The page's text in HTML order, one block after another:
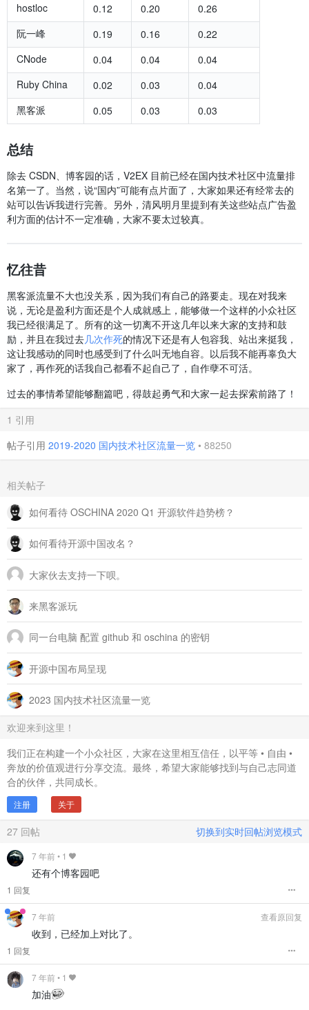
hostloc
0.12 0.20
0.26
阮一峰
0.19 0.16
0.22
CNode
0.04 0.04
0.04
Ruby China
0.02 0.03
0.04
黑客派
0.05 0.03 0.03
总结
除去 CSDN、博客园的话，V2EX 目前已经在国内技术社区中流量排
名第一了。当然，说“国内”可能有点片面了，大家如果还有经常去的
站可以告诉我进行完善。另外，清风明月里提到有关这些站点广告盈
利方面的估计不一定准确，大家不要太过较真。
忆往昔
黑客派流量不大也没关系，因为我们有自己的路要走。现在对我来
说，无论是盈利方面还是个人成就感上，能够做一个这样的小众社区
我已经很满足了。所有的这一切离不开这几年以来大家的支持和鼓
励，并且在我过去几次作死的情况下还是有人包容我、站出来挺我，
这让我感动的同时也感受到了什么叫无地自容。以后我不能再辜负大
家了，再作死的话我自己都看不起自己了，自作孽不可活。
过去的事情希望能够翻篇吧，得鼓起勇气和大家一起去探索前路了！
1 引用
帖子引用 2019-2020 国内技术社区流量一览 • 88250
相关帖子
如何看待 OSCHINA 2020 Q1 开源软件趋势榜？
如何看待开源中国改名？
大家伙去支持一下呗。
来黑客派玩
同一台电脑 配置 github 和 oschina 的密钥
开源中国布局呈现
2023 国内技术社区流量一览
欢迎来到这里！
我们正在构建一个小众社区，大家在这里相互信任，以平等 • 自由 •
奔放的价值观进行分享交流。最终，希望大家能够找到与自己志同道
合的伙伴，共同成长。
注册 关于
27 回帖 切换到实时回帖浏览模式
7 年前• 1
还有个博客园吧
1 回复
7 年前 查看原回复
收到，已经加上对比了。
1 回复
7 年前• 1
加油